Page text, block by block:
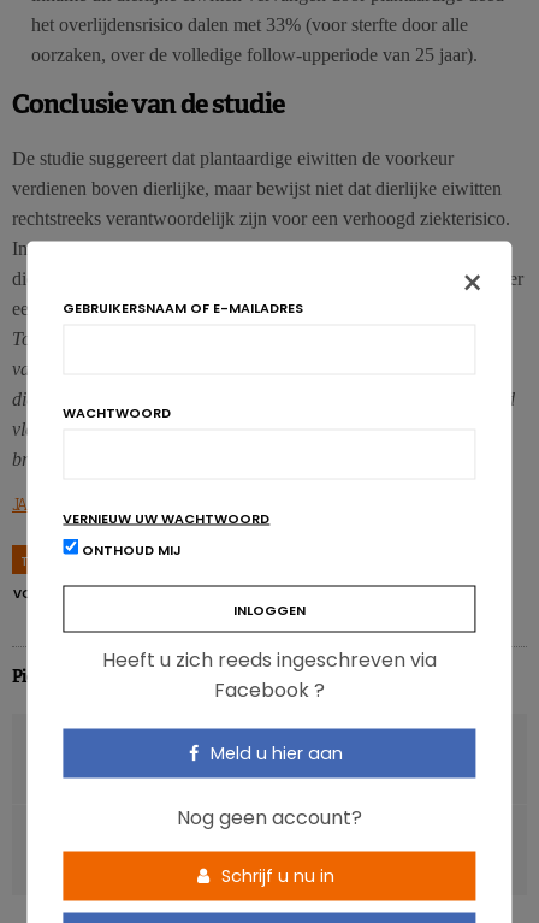
het overlijdensrisico dalen met 33% (voor sterfte door alle
oorzaken, over de volledige follow-upperiode van 25 jaar).
Conclusie van de studie
De studie suggereert dat plantaardige eiwitten de voorkeur
verdienen boven dierlijke, maar bewijst niet dat dierlijke eiwitten
rechtstreeks verantwoordelijk zijn voor een verhoogd ziekterisico.
In zekere zin suggereert de studie zelfs dat een hoge inname van
dierlijke eiwitten zonder gevolgen blijft als de persoon in kwestie er
een gezonde levensstijl opna houdt.
Toch zijn deze gegevens in overeenstemming met de bevindingen
van eerdere studies, waarin werd aanbevolen om de inname van
dierlijke eiwitten te beperken. Dat geldt vooral voor verwerkt rood
vlees. Het is uiteindelijk altijd het beste om gevarieerd te eten:
breng dus ook afwisseling in je eiwitbronnen.
JAMA Internal Medicine August 1 2016 doi:10.1001/jamainternmed.2016.4182
TAGS
VOEDING
Pierre Pérochon
VOLGENDE ARTIKEL
Gewicht en vetmassa verliezen maakt je jonger
×
GEBRUIKERSNAAM OF E-MAILADRES
WACHTWOORD
VERNIEUW UW WACHTWOORD
ONTHOUD MIJ
Heeft u zich reeds ingeschreven via
Facebook ?
Meld u hier aan
Nog geen account?
Schrijf u nu in